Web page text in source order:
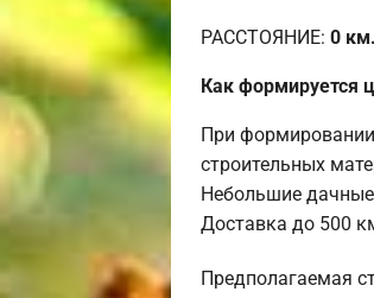
РАССТОЯНИЕ: 0 км.
Как формируется
При
строительных
Небольшие
Доставка до 500
Предполагаемая